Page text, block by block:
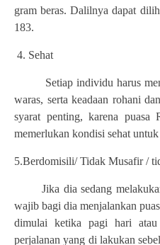
gram beras. Dalilnya dapat
183.
4. Sehat
Setiap individu harus
waras, serta keadaan rohani
syarat penting, karena puasa
memerlukan kondisi sehat
5.Berdomisili/ Tidak Musafir /
Jika dia sedang
wajib bagi dia menjalankan
dimulai ketika pagi hari
perjalanan yang di lakukan